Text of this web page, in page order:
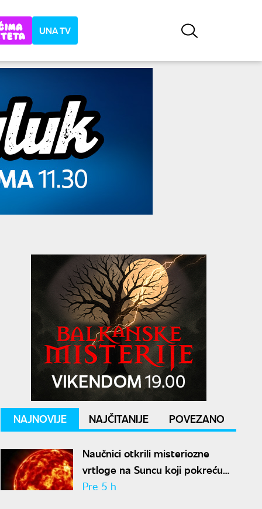
UNA TV
NAJNOVIJE NAJČITANIJE POVEZANO
Naučnici otkrili misteriozne
vrtloge na Suncu koji pokreću
solarne baklje
Pre 5 h